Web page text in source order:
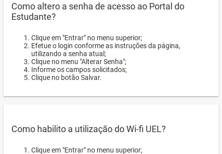
Como altero a senha de acesso ao Portal do
Estudante?
Clique em "Entrar" no menu superior;
Efetue o login conforme as instruções da página,
utilizando a senha atual;
Clique no menu "Alterar Senha";
Informe os campos solicitados;
Clique no botão Salvar.
Como habilito a utilização do Wi-fi UEL?
Clique em "Entrar" no menu superior;